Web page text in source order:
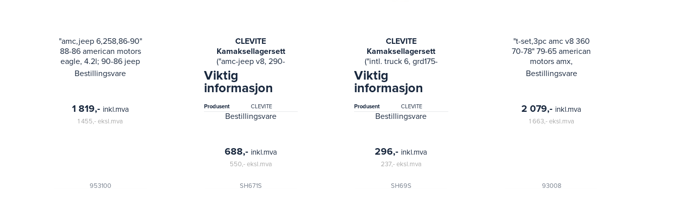
"amc,jeep 6,258,86-90"
88-86 american motors
eagle, 4.2l; 90-86 jeep
cj7, grand wagoneer,
Bestillingsvare
953100
1 819,- inkl.mva
1 455,-eksl.mva
CLEVITE
Kamaksellagersett
("amc-jeep v8, 290-
304-343-" 79-66
american motors amx,
ambassador, american,
classic, concord, greml)
Viktig
informasjon
Produsent CLEVITE
Bestillingsvare
SH671S
688,- inkl.mva
550,-eksl.mva
CLEVITE
Kamaksellagersett
("intl. truck 6, grd175-
214" 71-50 jeep 475, cj3,
cj5, cj6, commando,
dj5, dj6, dispatcher, f-
134, f4)
Viktig
informasjon
Produsent CLEVITE
Bestillingsvare
SH69S
296,- inkl.mva
237,-eksl.mva
"t-set,3pc amc v8 360
70-78" 79-65 american
motors amx,
ambassador, american,
Bestillingsvare
93008
2 079,- inkl.mva
1 663,-eksl.mva